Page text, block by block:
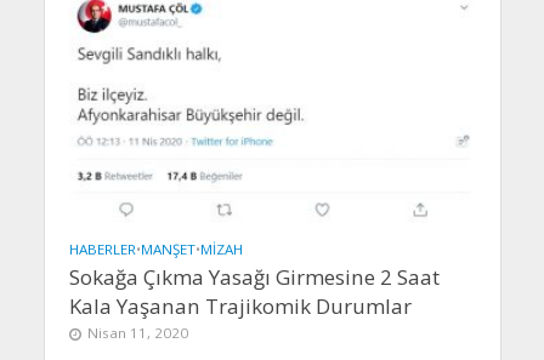
HABERLER•MANŞET•MIZAH
Sokağa Çıkma Yasağı Girmesine 2 Saat
Kala Yaşanan Trajikomik Durumlar
Nisan 11, 2020